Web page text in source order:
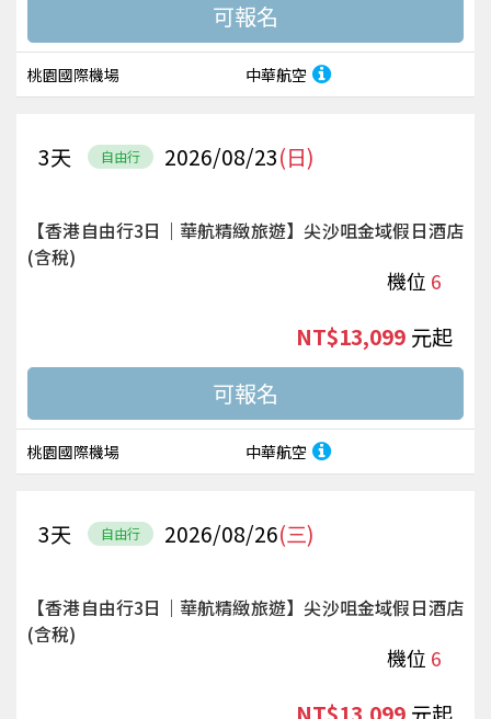
桃園國際機場 中華航空
自由行 2026/08/23(日)
3天
【香港自由行3日｜華航精緻旅遊】尖沙咀金域假日酒店
(含稅)
機位 6
桃園國際機場 中華航空
NT$13,099 起
自由行 2026/08/26(三)
3天
【香港自由行3日｜華航精緻旅遊】尖沙咀金域假日酒店
(含稅)
機位 6